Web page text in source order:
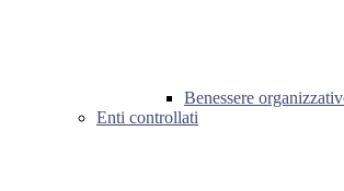
Benessere
Enti controllati